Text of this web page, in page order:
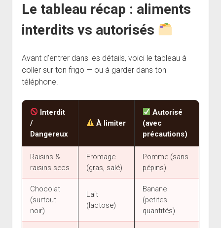
Le tableau récap : aliments
interdits vs autorisés
Avant d’entrer dans les détails, voici le tableau à
coller sur ton frigo — ou à garder dans ton
téléphone.
Interdit
/
Dangereux
À limiter
Autorisé
(avec
précautions)
Raisins &
raisins secs
Fromage
(gras, salé)
Pomme (sans
pépins)
Chocolat
(surtout
noir)
Lait
(lactose)
Banane
(petites
quantités)